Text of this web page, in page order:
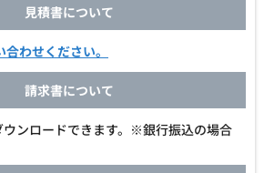
見積書について
合わせください。
請求書について
ウンロードできます。※銀行振込の場合